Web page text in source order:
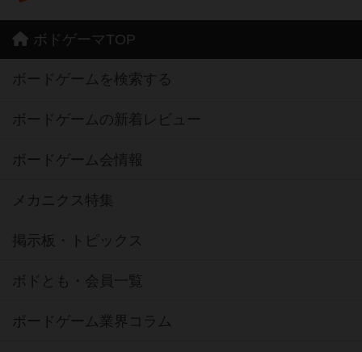
ボドゲーマTOP
ボードゲームを検索する
ボードゲームの新着レビュー
ボードゲーム会情報
メカニクス特集
掲示板・トピックス
ボドとも・会員一覧
ボードゲーム業界コラム